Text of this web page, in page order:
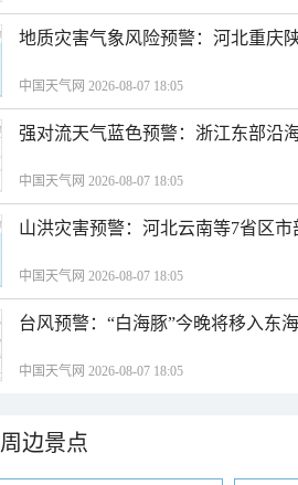
地质灾害气象风险预警：河北重庆
中国天气网 2026-08-07 18:05
强对流天气蓝色预警：浙江东部沿
中国天气网 2026-08-07 18:05
山洪灾害预警：河北云南等7省区
中国天气网 2026-08-07 18:05
台风预警：“白海豚”今晚将移入东
中国天气网 2026-08-07 18:05
周边景点